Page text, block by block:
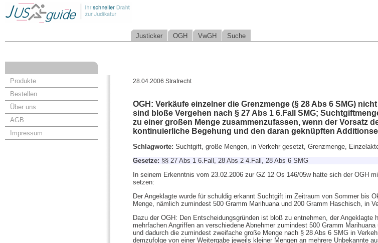
Justicker OGH VwGH Suche
Produkte
Bestellen
Über uns
AGB
Impressum
28.04.2006 Strafrecht
OGH: Verkäufe einzelner die Grenzmenge (§ 28 Abs 6 SMG)
sind bloße Vergehen nach § 27 Abs 1 6.Fall SMG;
zu einer großen Menge zusammenzufassen, wenn der Vorsatz
kontinuierliche Begehung und den daran geknüpften
Schlagworte: Suchtgift, große Mengen, in Verkehr gesetzt, Grenzmenge,
Gesetze: §§ 27 Abs 1 6.Fall, 28 Abs 2 4.Fall, 28 Abs 6 SMG
In seinem Erkenntnis vom 23.02.2006 zur GZ 12 Os 146/05w hatte sich der OGH
setzen:
Der Angeklagte wurde für schuldig erkannt Suchtgift im Zeitraum von Sommer bis
Menge, nämlich zumindest 500 Gramm Marihuana und 200 Gramm Haschisch, in
Dazu der OGH: Den Entscheidungsgründen ist bloß zu entnehmen, der Angeklagte
mehrfachen Angriffen an verschiedene Abnehmer zumindest 500 Gramm
und dadurch die zumindest zweifache große Menge nach § 28 Abs 6 SMG in
demzufolge von einer Weitergabe jeweils kleiner Mengen an mehrere Unbekannte